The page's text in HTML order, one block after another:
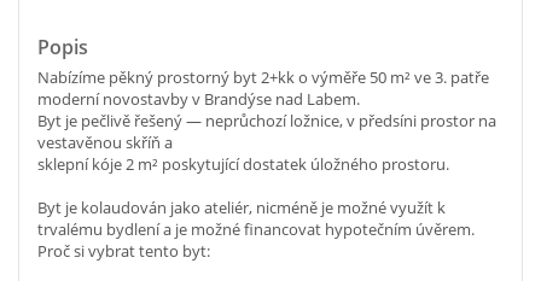
Popis
Nabízíme pěkný prostorný byt 2+kk o výměře 50 m² ve 3. patře
moderní novostavby v Brandýse nad Labem.
Byt je pečlivě řešený — neprůchozí ložnice, v předsíni prostor na
vestavěnou skříň a
sklepní kóje 2 m² poskytující dostatek úložného prostoru.
Byt je kolaudován jako ateliér, nicméně je možné využít k
trvalému bydlení a je možné financovat hypotečním úvěrem.
Proč si vybrat tento byt: